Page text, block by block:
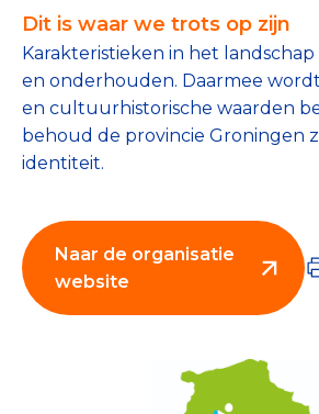
Het Nederlandse
Contact & Signalen
Collecterooster/
Dit is waar we trots op zijn
Karakteristieken in het
en onderhouden. Daarmee
en cultuurhistorische waarden
behoud de provincie Groningen
identiteit.
Naar de organisatie
website